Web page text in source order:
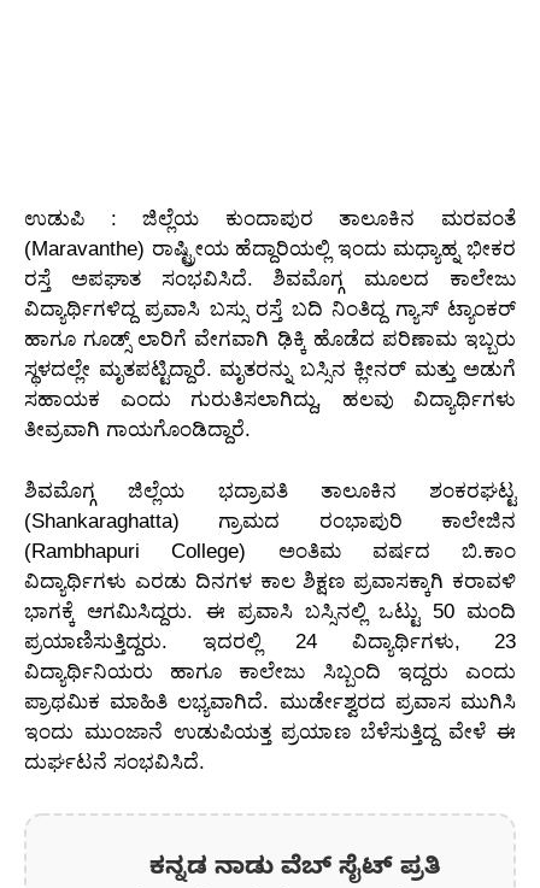
ಉಡುಪಿ : ಜಿಲ್ಲೆಯ ಕುಂದಾಪುರ ತಾಲೂಕಿನ ಮರವಂತೆ
(Maravanthe) ರಾಷ್ಟ್ರೀಯ ಹೆದ್ದಾರಿಯಲ್ಲಿ ಇಂದು ಮಧ್ಯಾಹ್ನ ಭೀಕರ
ರಸ್ತೆ ಅಪಘಾತ ಸಂಭವಿಸಿದೆ. ಶಿವಮೊಗ್ಗ ಮೂಲದ ಕಾಲೇಜು
ವಿದ್ಯಾರ್ಥಿಗಳಿದ್ದ ಪ್ರವಾಸಿ ಬಸ್ಸು ರಸ್ತೆ ಬದಿ ನಿಂತಿದ್ದ ಗ್ಯಾಸ್ ಟ್ಯಾಂಕರ್
ಹಾಗೂ ಗೂಡ್ಸ್ ಲಾರಿಗೆ ವೇಗವಾಗಿ ಢಿಕ್ಕಿ ಹೊಡೆದ ಪರಿಣಾಮ ಇಬ್ಬರು
ಸ್ಥಳದಲ್ಲೇ ಮೃತಪಟ್ಟಿದ್ದಾರೆ. ಮೃತರನ್ನು ಬಸ್ಸಿನ ಕ್ಲೀನರ್ ಮತ್ತು ಅಡುಗೆ
ಸಹಾಯಕ ಎಂದು ಗುರುತಿಸಲಾಗಿದ್ದು, ಹಲವು ವಿದ್ಯಾರ್ಥಿಗಳು
ತೀವ್ರವಾಗಿ ಗಾಯಗೊಂಡಿದ್ದಾರೆ.
ಶಿವಮೊಗ್ಗ ಜಿಲ್ಲೆಯ ಭದ್ರಾವತಿ ತಾಲೂಕಿನ ಶಂಕರಘಟ್ಟ
(Shankaraghatta) ಗ್ರಾಮದ ರಂಭಾಪುರಿ ಕಾಲೇಜಿನ
(Rambhapuri College) ಅಂತಿಮ ವರ್ಷದ ಬಿ.ಕಾಂ
ವಿದ್ಯಾರ್ಥಿಗಳು ಎರಡು ದಿನಗಳ ಕಾಲ ಶಿಕ್ಷಣ ಪ್ರವಾಸಕ್ಕಾಗಿ ಕರಾವಳಿ
ಭಾಗಕ್ಕೆ ಆಗಮಿಸಿದ್ದರು. ಈ ಪ್ರವಾಸಿ ಬಸ್ಸಿನಲ್ಲಿ ಒಟ್ಟು 50 ಮಂದಿ
ಪ್ರಯಾಣಿಸುತ್ತಿದ್ದರು. ಇದರಲ್ಲಿ 24 ವಿದ್ಯಾರ್ಥಿಗಳು, 23
ವಿದ್ಯಾರ್ಥಿನಿಯರು ಹಾಗೂ ಕಾಲೇಜು ಸಿಬ್ಬಂದಿ ಇದ್ದರು ಎಂದು
ಪ್ರಾಥಮಿಕ ಮಾಹಿತಿ ಲಭ್ಯವಾಗಿದೆ. ಮುರ್ಡೇಶ್ವರದ ಪ್ರವಾಸ ಮುಗಿಸಿ
ಇಂದು ಮುಂಜಾನೆ ಉಡುಪಿಯತ್ತ ಪ್ರಯಾಣ ಬೆಳೆಸುತ್ತಿದ್ದ ವೇಳೆ ಈ
ದುರ್ಘಟನೆ ಸಂಭವಿಸಿದೆ.
ಕನ್ನಡ ನಾಡು ವೆಬ್ ಸೈಟ್ ಪ್ರತಿ